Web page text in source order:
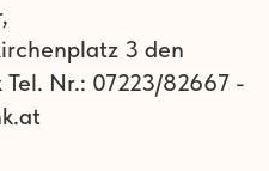
3 den
Nr.: 07223/82667 -